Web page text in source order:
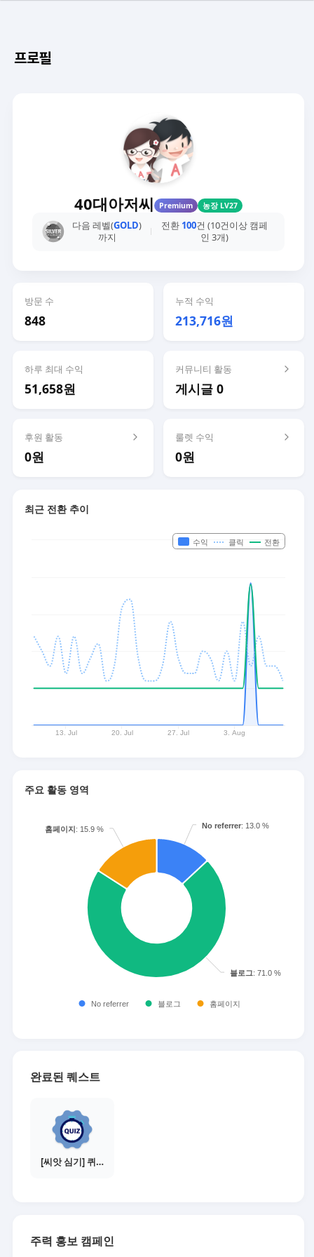
프로필
40대아저씨 Premium 농장 LV27
다음 레벨(GOLD)
까지
전환 100건 (10건이상 캠페
인 3개)
방문 수
848
누적 수익
213,716원
하루 최대 수익
51,658원
커뮤니티 활동
게시글 0
후원 활동
0원
룰렛 수익
0원
최근 전환 추이
주요 활동 영역
완료된 퀘스트
[씨앗 심기] 퀴즈 참여하기
주력 홍보 캠페인